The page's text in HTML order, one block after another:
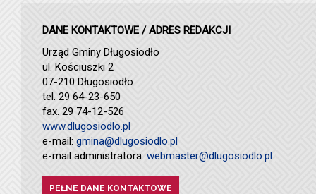
DANE KONTAKTOWE / ADRES REDAKCJI
Urząd Gminy Długosiodło
ul. Kościuszki 2
07-210 Długosiodło
tel. 29 64-23-650
fax. 29 74-12-526
www.dlugosiodlo.pl
e-mail: gmina@dlugosiodlo.pl
e-mail administratora: webmaster@dlugosiodlo.pl
PEŁNE DANE KONTAKTOWE